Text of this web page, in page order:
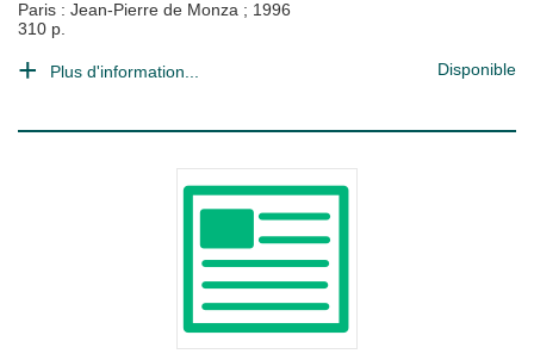
Paris : Jean-Pierre de Monza ; 1996
310 p.
Plus d'information... Disponible